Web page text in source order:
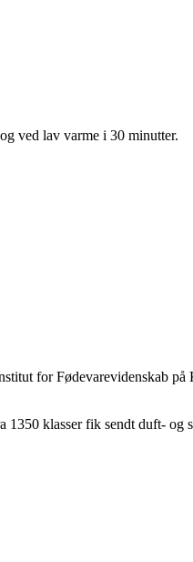
ved lav varme i 30 minutter.
for Fødevarevidenskab
klasser fik sendt duft- og